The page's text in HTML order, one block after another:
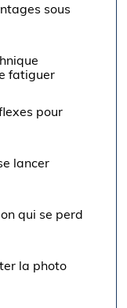
sous
fatiguer
pour
lancer
qui se perd
la photo